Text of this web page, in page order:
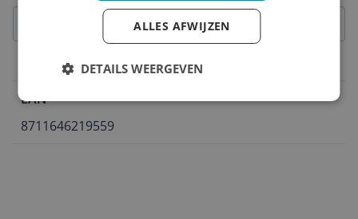
Belangrijkste kenmerken
EAN
8711646219559
ALLES AFWIJZEN
DETAILS WEERGEVEN